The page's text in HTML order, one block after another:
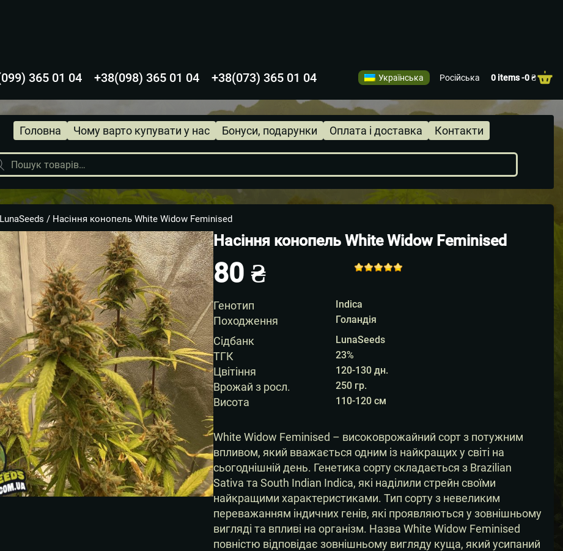
365 01 04 +38(098) 365 01 04 +38(073) 365 01 04 Українська Російська 0 items -0₴
Головна Чому варто купувати у нас Бонуси, подарунки Оплата і доставка Контакти
LunaSeeds / Насіння конопель White Widow Feminised
Насіння конопель White Widow Feminised
ratings
80 ₴
Генотип Indica
Походження Голандія
Сідбанк LunaSeeds
ТГК 23%
Цвітіння 120-130 дн.
Врожай з росл. 250 гр.
Висота 110-120 см
White Widow Feminised – високоврожайний сорт з потужним
впливом, який вважається одним із найкращих у світі на
сьогоднішній день. Генетика сорту складається з Brazilian
Sativa та South Indian Indica, які наділили стрейн своїми
найкращими характеристиками. Тип сорту з невеликим
переважанням індичних генів, які проявляються у зовнішньому
вигляді та впливі на організм. Назва White Widow Feminised
повністю відповідає зовнішньому вигляду куща, який усипаний